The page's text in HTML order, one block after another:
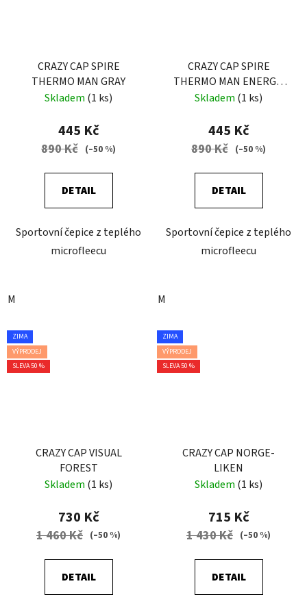
CRAZY CAP SPIRE
THERMO MAN GRAY
Skladem (1 ks)
445 Kč
890 Kč (–50 %)
DETAIL
Sportovní čepice z teplého
microfleecu
M
CRAZY CAP SPIRE
THERMO MAN ENERGY-
BLACK
Skladem (1 ks)
445 Kč
890 Kč (–50 %)
DETAIL
Sportovní čepice z teplého
microfleecu
M
ZIMA
VÝPRODEJ
SLEVA 50 %
CRAZY CAP VISUAL
FOREST
Skladem (1 ks)
730 Kč
1 460 Kč (–50 %)
DETAIL
ZIMA
VÝPRODEJ
SLEVA 50 %
CRAZY CAP NORGE-
LIKEN
Skladem (1 ks)
715 Kč
1 430 Kč (–50 %)
DETAIL